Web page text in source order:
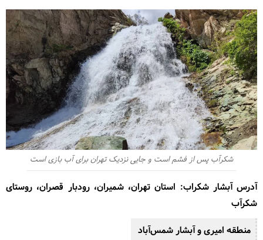
شکرآب پس از فشم است و جایی نزدیک تهران برای آب بازی است
آدرس آبشار شکراب: استان تهران، شمیران، رودبار قصران، روستای
شکرآب
منطقه امیری و آبشار شمس‌آباد